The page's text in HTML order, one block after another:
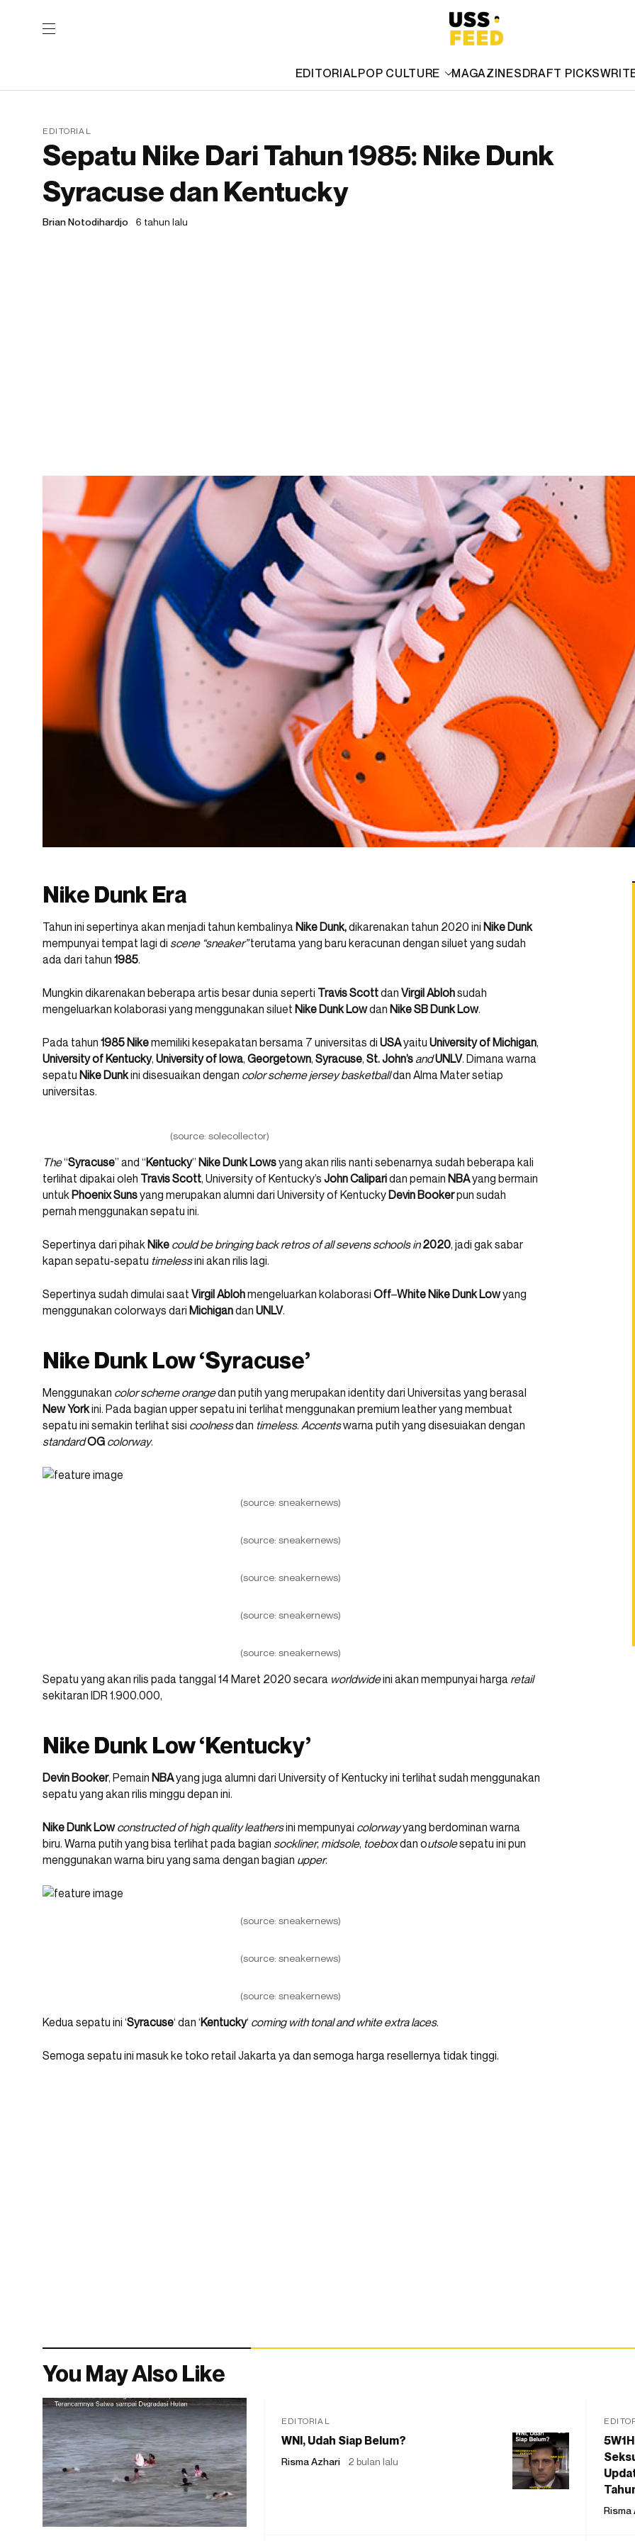
EDITORIALPOP CULTURE MAGAZINESDRAFT PICKS
EDITORIAL
Sepatu Nike Dari Tahun 1985: Nike Dunk
Syracuse dan Kentucky
Brian Notodihardjo 6 tahun lalu
Nike Dunk Era
Tahun ini sepertinya akan menjadi tahun kembalinya Nike Dunk,dikarenakan tahun 2020 ini Nike Dunk
mempunyai tempat lagi di scene “sneaker”terutama yang baru keracunan dengan siluet yang sudah
ada dari tahun 1985.
Mungkin dikarenakan beberapa artis besar dunia seperti Travis Scottdan Virgil Ablohsudah
mengeluarkan kolaborasi yang menggunakan siluet Nike Dunk Lowdan Nike SB Dunk Low.
Pada tahun 1985 Nikememiliki kesepakatan bersama 7 universitas di USAyaitu University of Michigan,
University of Kentucky, University of Iowa, Georgetown, Syracuse, St. John’sandUNLV. Dimana warna
sepatu Nike Dunkini disesuaikan dengan color scheme jersey basketballdan Alma Mater setiap
universitas.
(source: solecollector)
The“Syracuse” and “Kentucky” Nike Dunk Lowsyang akan rilis nanti sebenarnya sudah beberapa kali
terlihat dipakai oleh Travis Scott, University of Kentucky’s John Caliparidan pemain NBAyang bermain
untuk Phoenix Sunsyang merupakan alumni dari University of Kentucky Devin Bookerpun sudah
pernah menggunakan sepatu ini.
Sepertinya dari pihak Nike could be bringing back retros of all sevens schools in 2020, jadi gak sabar
kapan sepatu-sepatu timelessini akan rilis lagi.
Sepertinya sudah dimulai saat Virgil Ablohmengeluarkan kolaborasi Off–White Nike Dunk Lowyang
menggunakan colorways dari Michigandan UNLV.
Nike Dunk Low ‘Syracuse’
Menggunakan color scheme orangedan putih yang merupakan identity dari Universitas yang berasal
New Yorkini. Pada bagian upper sepatu ini terlihat menggunakan premium leather yang membuat
sepatu ini semakin terlihat sisi coolnessdan timeless. Accentswarna putih yang disesuiakan dengan
standardOG colorway.
(source: sneakernews)
(source: sneakernews)
(source: sneakernews)
(source: sneakernews)
(source: sneakernews)
Sepatu yang akan rilis pada tanggal 14 Maret 2020 secara worldwideini akan mempunyai harga retail
sekitaran IDR 1.900.000,
Nike Dunk Low ‘Kentucky’
Devin Booker, Pemain NBAyang juga alumni dari University of Kentucky ini terlihat sudah menggunakan
sepatu yang akan rilis minggu depan ini.
Nike Dunk Low constructed of high quality leathersini mempunyai colorwayyang berdominan warna
biru. Warna putih yang bisa terlihat pada bagian sockliner, midsole, toeboxdan outsolesepatu ini pun
menggunakan warna biru yang sama dengan bagian upper.
(source: sneakernews)
(source: sneakernews)
(source: sneakernews)
Kedua sepatu ini ‘Syracuse‘ dan ‘Kentucky‘ coming with tonal and white extra laces.
Semoga sepatu ini masuk ke toko retail Jakarta ya dan semoga harga resellernya tidak tinggi.
You May Also Like
EDITORIAL
WNI, Udah Siap Belum?
Risma Azhari 2 bulan lalu
Risma